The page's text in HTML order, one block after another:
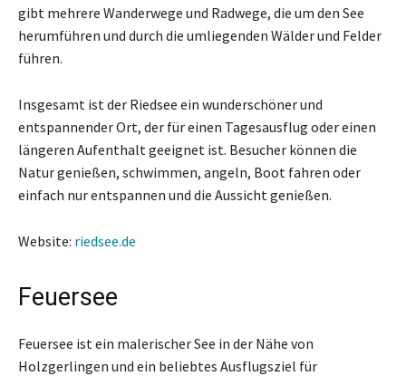
gibt mehrere Wanderwege und Radwege, die um den See
herumführen und durch die umliegenden Wälder und Felder
führen.
Insgesamt ist der Riedsee ein wunderschöner und
entspannender Ort, der für einen Tagesausflug oder einen
längeren Aufenthalt geeignet ist. Besucher können die
Natur genießen, schwimmen, angeln, Boot fahren oder
einfach nur entspannen und die Aussicht genießen.
Website: riedsee.de
Feuersee
Feuersee ist ein malerischer See in der Nähe von
Holzgerlingen und ein beliebtes Ausflugsziel für